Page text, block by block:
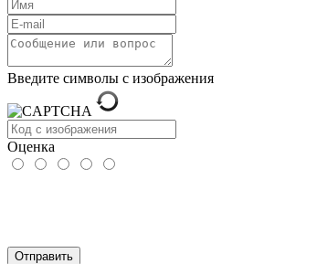
Введите символы с изображения
Оценка
Отправить